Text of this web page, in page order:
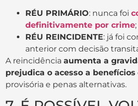
RÉU PRIMÁRIO: nunca foi
definitivamente por crime;
RÉU REINCIDENTE: já foi
anterior com decisão
A reincidênciaaumenta a
prejudica o acesso a benefícios
provisória e penas alternativas.